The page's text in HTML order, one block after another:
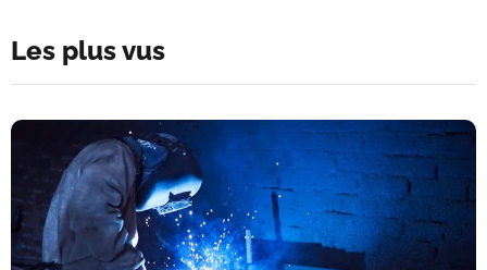
Les plus vus